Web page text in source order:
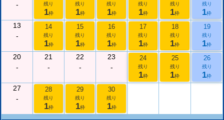
-
残り
1枠
残り
1枠
残り
1枠
残り
1枠
残り
1枠
残り
1枠
13
-
14
残り
1枠
15
残り
1枠
16
残り
1枠
17
残り
1枠
18
残り
1枠
19
残り
1枠
20
-
21
-
22
-
23
-
24
残り
1枠
25
残り
1枠
26
残り
1枠
27
-
28
残り
1枠
29
残り
1枠
30
残り
1枠